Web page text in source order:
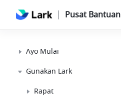
Pusat Bantuan
Ayo Mulai
Gunakan Lark
Rapat